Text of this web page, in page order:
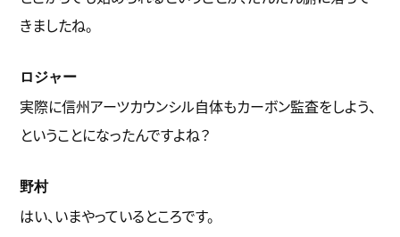
きましたね。
ロジャー
実際に信州アーツカウンシル自体もカーボン監査をしよう、
ということになったんですよね？
野村
はい、いまやっているところです。